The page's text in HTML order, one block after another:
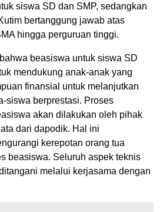
siswa SD dan SMP, sedangkan
bertanggung jawab atas
hingga perguruan tinggi.
beasiswa untuk siswa SD
mendukung anak-anak yang
finansial untuk melanjutkan
siswa berprestasi. Proses
akan dilakukan oleh pihak
dari dapodik. Hal ini
kerepotan orang tua
beasiswa. Seluruh aspek teknis
melalui kerjasama dengan